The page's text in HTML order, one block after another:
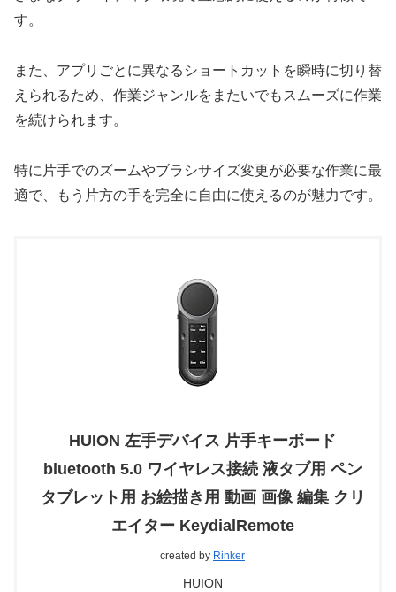
す。
また、アプリごとに異なるショートカットを瞬時に切り替
えられるため、作業ジャンルをまたいでもスムーズに作業
を続けられます。
特に片手でのズームやブラシサイズ変更が必要な作業に最
適で、もう片方の手を完全に自由に使えるのが魅力です。
HUION 左手デバイス 片手キーボード
bluetooth 5.0 ワイヤレス接続 液タブ用 ペン
タブレット用 お絵描き用 動画 画像 編集 クリ
エイター KeydialRemote
created by Rinker
HUION